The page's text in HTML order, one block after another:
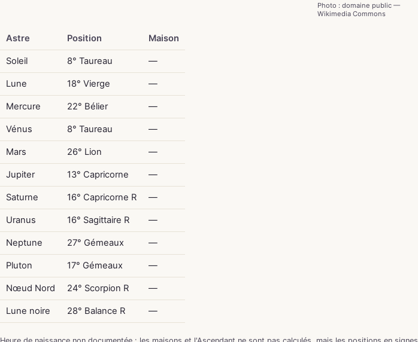
Photo : domaine public —
Wikimedia Commons
Astre Position Maison
Soleil 8° Taureau —
Lune 18° Vierge —
Mercure 22° Bélier —
Vénus 8° Taureau —
Mars 26° Lion —
Jupiter 13° Capricorne —
Saturne 16° Capricorne R —
Uranus 16° Sagittaire R —
Neptune 27° Gémeaux —
Pluton 17° Gémeaux —
Nœud Nord 24° Scorpion R —
Lune noire 28° Balance R —